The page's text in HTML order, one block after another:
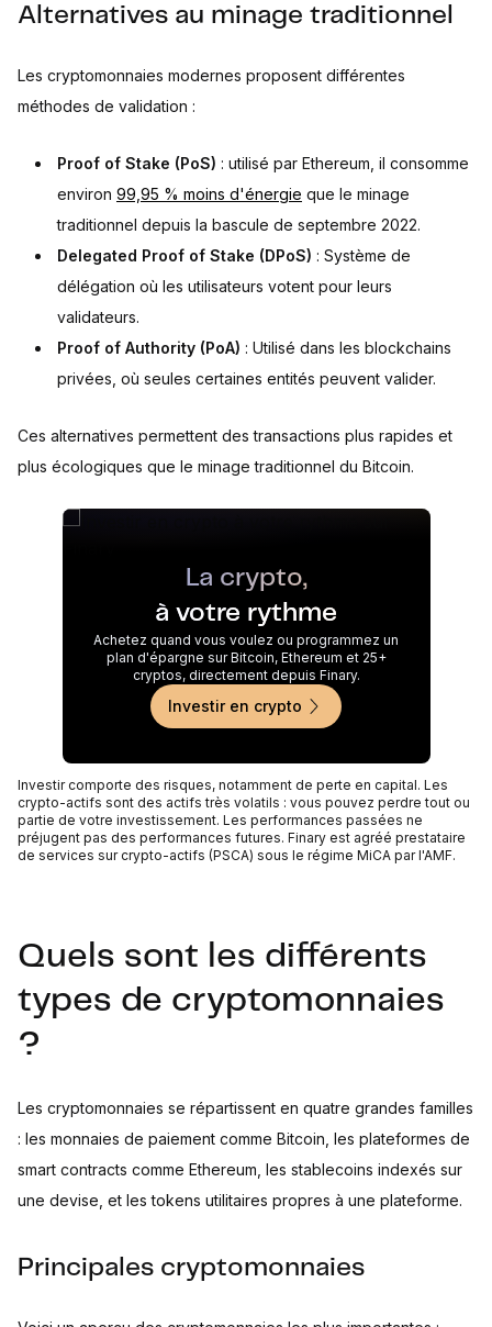
Alternatives au minage traditionnel
Les cryptomonnaies modernes proposent différentes
méthodes de validation :
Proof of Stake (PoS) : utilisé par Ethereum, il consomme
environ 99,95 % moins d'énergie que le minage
traditionnel depuis la bascule de septembre 2022.
Delegated Proof of Stake (DPoS) : Système de
délégation où les utilisateurs votent pour leurs
validateurs.
Proof of Authority (PoA) : Utilisé dans les blockchains
privées, où seules certaines entités peuvent valider.
Ces alternatives permettent des transactions plus rapides et
plus écologiques que le minage traditionnel du Bitcoin.
La crypto,
à votre rythme
Achetez quand vous voulez ou programmez un
plan d'épargne sur Bitcoin, Ethereum et 25+
cryptos, directement depuis Finary.
Investir en crypto
Investir comporte des risques, notamment de perte en capital. Les
crypto-actifs sont des actifs très volatils : vous pouvez perdre tout ou
partie de votre investissement. Les performances passées ne
préjugent pas des performances futures. Finary est agréé prestataire
de services sur crypto-actifs (PSCA) sous le régime MiCA par l'AMF.
Quels sont les différents
types de cryptomonnaies
?
Les cryptomonnaies se répartissent en quatre grandes familles
: les monnaies de paiement comme Bitcoin, les plateformes de
smart contracts comme Ethereum, les stablecoins indexés sur
une devise, et les tokens utilitaires propres à une plateforme.
Principales cryptomonnaies